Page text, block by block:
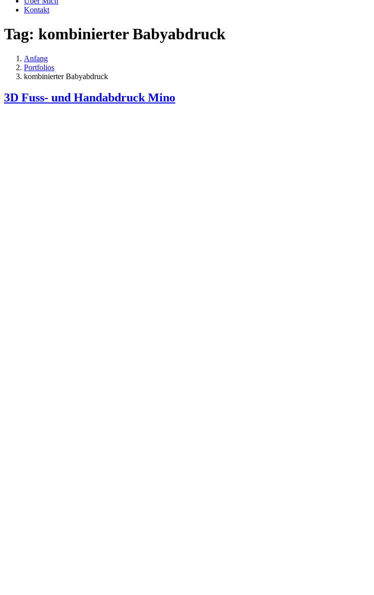
Kontakt
Tag: kombinierter Babyabdruck
Anfang
Portfolios
kombinierter Babyabdruck
3D Fuss- und Handabdruck Mino